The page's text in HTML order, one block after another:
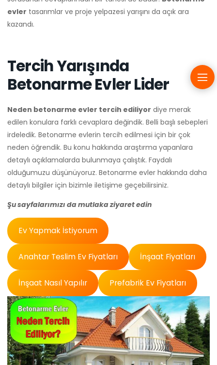
evler tasarımlar ve proje yelpazesi yarışını da açık ara
kazandı.
Tercih Yarışında
Betonarme Evler Lider
Neden betonarme evler tercih ediliyor diye merak
edilen konulara farklı cevaplara değindik. Belli başlı sebepleri
irdeledik. Betonarme evlerin tercih edilmesi için bir çok
neden öğrendik. Bu konu hakkında araştırma yapanlara
detaylı açıklamalarda bulunmaya çalıştık. Faydalı
olduğumuzu düşünüyoruz. Betonarme evler hakkında daha
detaylı bilgiler için bizimle iletişime geçebilirsiniz.
Şu sayfalarımızı da mutlaka ziyaret edin
Ev Yapmak İstiyorum
Anahtar Teslim Ev Fiyatları İnşaat Fiyatları
İnşaat Nasıl Yapılır Prefabrik Ev Fiyatları